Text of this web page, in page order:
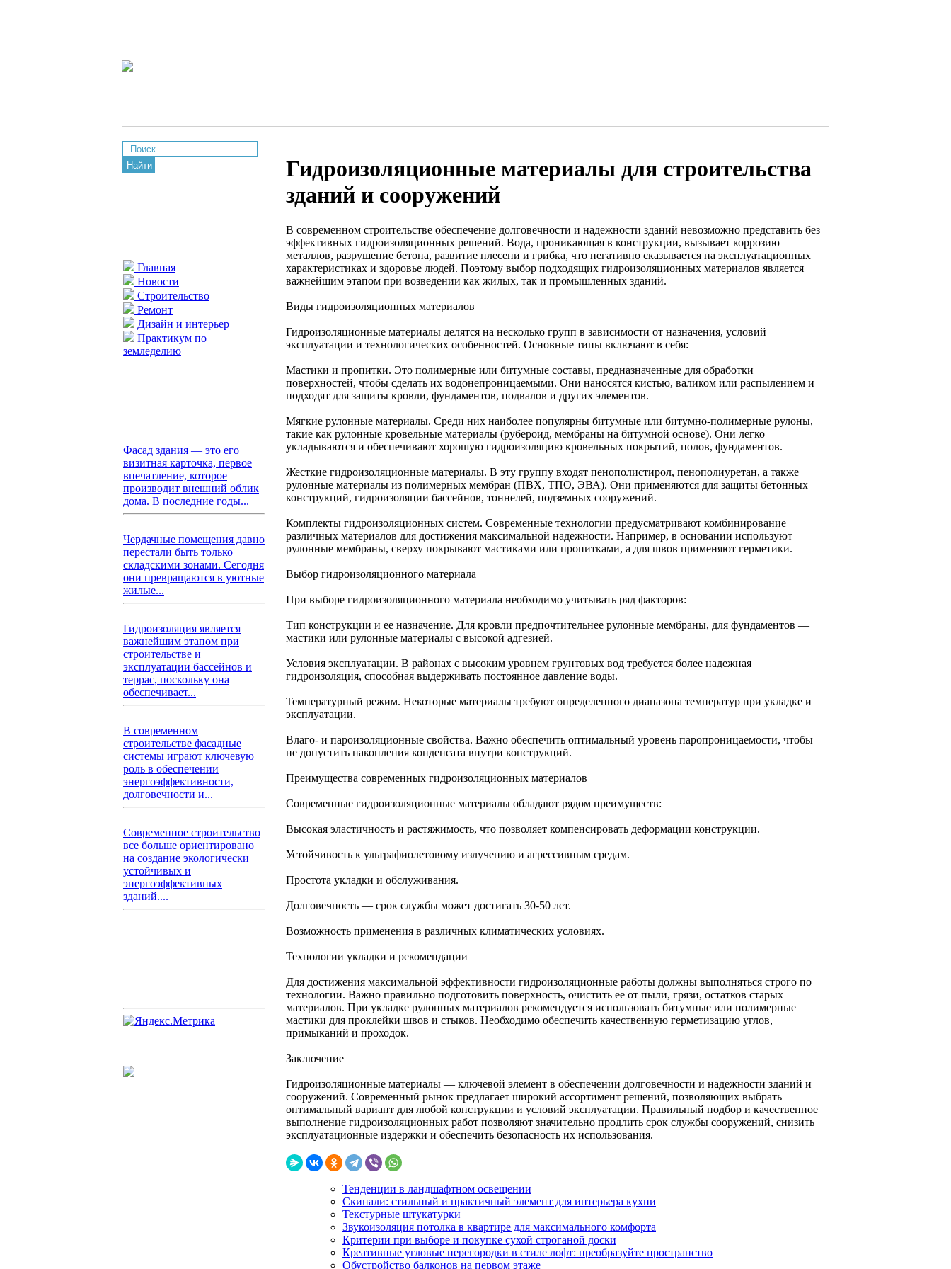
Найти
Главная
Новости
Строительство
Ремонт
Дизайн и интерьер
Практикум по
земледелию
Фасад здания — это его
визитная карточка, первое
впечатление, которое
производит внешний облик
дома. В последние годы...
Чердачные помещения давно
перестали быть только
складскими зонами. Сегодня
они превращаются в уютные
жилые...
Гидроизоляция является
важнейшим этапом при
строительстве и
эксплуатации бассейнов и
террас, поскольку она
обеспечивает...
В современном
строительстве фасадные
системы играют ключевую
роль в обеспечении
энергоэффективности,
долговечности и...
Современное строительство
все больше ориентировано
на создание экологически
устойчивых и
энергоэффективных
зданий....
Гидроизоляционные материалы для строительства
зданий и сооружений
В современном строительстве обеспечение долговечности и надежности зданий невозможно представить без
эффективных гидроизоляционных решений. Вода, проникающая в конструкции, вызывает коррозию
металлов, разрушение бетона, развитие плесени и грибка, что негативно сказывается на эксплуатационных
характеристиках и здоровье людей. Поэтому выбор подходящих гидроизоляционных материалов является
важнейшим этапом при возведении как жилых, так и промышленных зданий.
Виды гидроизоляционных материалов
Гидроизоляционные материалы делятся на несколько групп в зависимости от назначения, условий
эксплуатации и технологических особенностей. Основные типы включают в себя:
Мастики и пропитки. Это полимерные или битумные составы, предназначенные для обработки
поверхностей, чтобы сделать их водонепроницаемыми. Они наносятся кистью, валиком или распылением и
подходят для защиты кровли, фундаментов, подвалов и других элементов.
Мягкие рулонные материалы. Среди них наиболее популярны битумные или битумно-полимерные рулоны,
такие как рулонные кровельные материалы (рубероид, мембраны на битумной основе). Они легко
укладываются и обеспечивают хорошую гидроизоляцию кровельных покрытий, полов, фундаментов.
Жесткие гидроизоляционные материалы. В эту группу входят пенополистирол, пенополиуретан, а также
рулонные материалы из полимерных мембран (ПВХ, ТПО, ЭВА). Они применяются для защиты бетонных
конструкций, гидроизоляции бассейнов, тоннелей, подземных сооружений.
Комплекты гидроизоляционных систем. Современные технологии предусматривают комбинирование
различных материалов для достижения максимальной надежности. Например, в основании используют
рулонные мембраны, сверху покрывают мастиками или пропитками, а для швов применяют герметики.
Выбор гидроизоляционного материала
При выборе гидроизоляционного материала необходимо учитывать ряд факторов:
Тип конструкции и ее назначение. Для кровли предпочтительнее рулонные мембраны, для фундаментов —
мастики или рулонные материалы с высокой адгезией.
Условия эксплуатации. В районах с высоким уровнем грунтовых вод требуется более надежная
гидроизоляция, способная выдерживать постоянное давление воды.
Температурный режим. Некоторые материалы требуют определенного диапазона температур при укладке и
эксплуатации.
Влаго- и пароизоляционные свойства. Важно обеспечить оптимальный уровень паропроницаемости, чтобы
не допустить накопления конденсата внутри конструкций.
Преимущества современных гидроизоляционных материалов
Современные гидроизоляционные материалы обладают рядом преимуществ:
Высокая эластичность и растяжимость, что позволяет компенсировать деформации конструкции.
Устойчивость к ультрафиолетовому излучению и агрессивным средам.
Простота укладки и обслуживания.
Долговечность — срок службы может достигать 30-50 лет.
Возможность применения в различных климатических условиях.
Технологии укладки и рекомендации
Для достижения максимальной эффективности гидроизоляционные работы должны выполняться строго по
технологии. Важно правильно подготовить поверхность, очистить ее от пыли, грязи, остатков старых
материалов. При укладке рулонных материалов рекомендуется использовать битумные или полимерные
мастики для проклейки швов и стыков. Необходимо обеспечить качественную герметизацию углов,
примыканий и проходок.
Заключение
Гидроизоляционные материалы — ключевой элемент в обеспечении долговечности и надежности зданий и
сооружений. Современный рынок предлагает широкий ассортимент решений, позволяющих выбрать
оптимальный вариант для любой конструкции и условий эксплуатации. Правильный подбор и качественное
выполнение гидроизоляционных работ позволяют значительно продлить срок службы сооружений, снизить
эксплуатационные издержки и обеспечить безопасность их использования.
Тенденции в ландшафтном освещении
Скинали: стильный и практичный элемент для интерьера кухни
Текстурные штукатурки
Звукоизоляция потолка в квартире для максимального комфорта
Критерии при выборе и покупке сухой строганой доски
Креативные угловые перегородки в стиле лофт: преобразуйте пространство
Обустройство балконов на первом этаже